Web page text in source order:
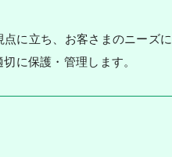
に立ち、お客さまのニーズに
に保護・管理します。